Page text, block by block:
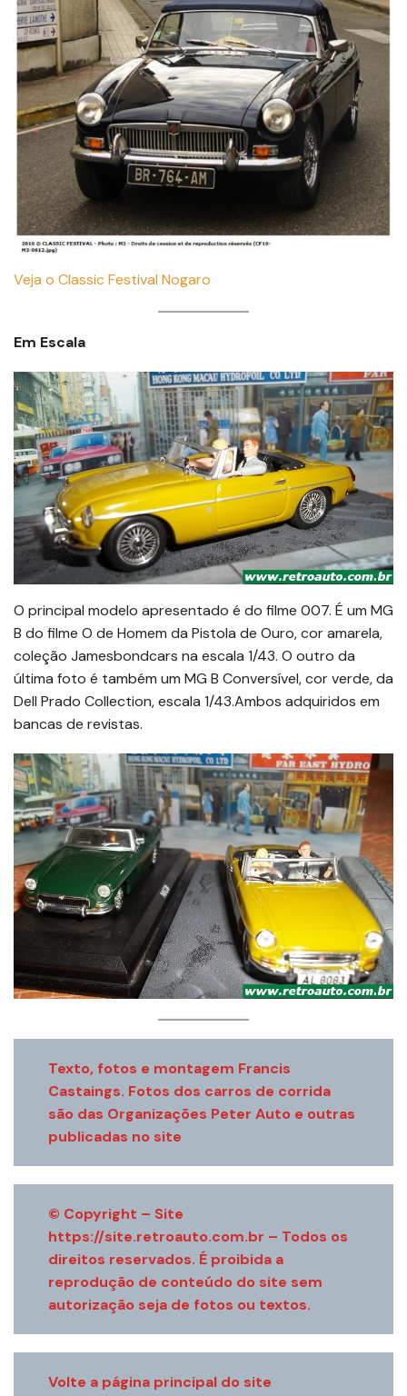
Veja o Classic Festival Nogaro
Em Escala
O principal modelo apresentado é do filme 007. É um MG
B do filme O de Homem da Pistola de Ouro, cor amarela,
coleção Jamesbondcars na escala 1/43. O outro da
última foto é também um MG B Conversível, cor verde, da
Dell Prado Collection, escala 1/43.Ambos adquiridos em
bancas de revistas.
Texto, fotos e montagem Francis
Castaings. Fotos dos carros de corrida
são das Organizações Peter Auto e outras
publicadas no site
© Copyright – Site
https://site.retroauto.com.br – Todos os
direitos reservados. É proibida a
reprodução de conteúdo do site sem
autorização seja de fotos ou textos.
Volte a página principal do site